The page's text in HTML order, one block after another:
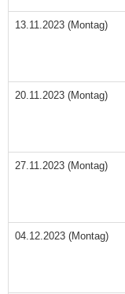
13.11.2023 (Montag)
20.11.2023 (Montag)
27.11.2023 (Montag)
04.12.2023 (Montag)